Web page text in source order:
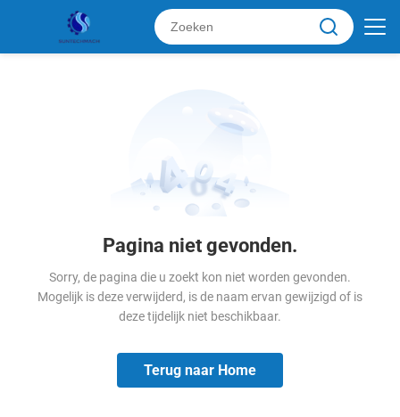
Pagina niet gevonden.
Sorry, de pagina die u zoekt kon niet worden gevonden.
Mogelijk is deze verwijderd, is de naam ervan gewijzigd of is
deze tijdelijk niet beschikbaar.
Terug naar Home